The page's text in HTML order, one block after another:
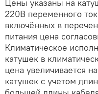
Цены указаны на
220В переменного
включённых в
питания цена
Климатическое
катушек в
цена увеличивается
катушек с учетом